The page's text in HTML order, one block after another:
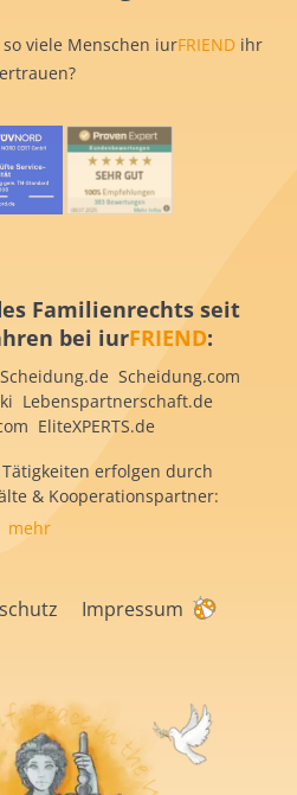
viele Menschen iurFRIEND ihr
Familienrechts seit
bei iurFRIEND:
Scheidung.com
Lebenspartnerschaft.de
EliteXPERTS.de
erfolgen durch
& Kooperationspartner:
mehr
Impressum